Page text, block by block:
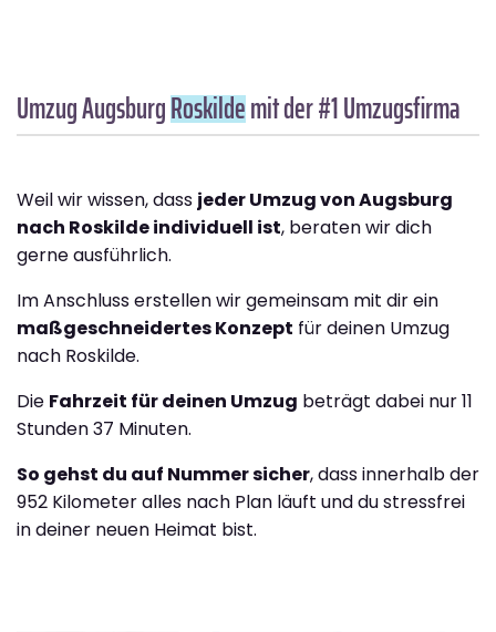
Umzug AugsburgRoskildemit der #1 Umzugsfirma
Weil wir wissen, dass jeder Umzug von Augsburg
nach Roskilde individuell ist, beraten wir dich
gerne ausführlich.
Im Anschluss erstellen wir gemeinsam mit dir ein
maßgeschneidertes Konzept für deinen Umzug
nach Roskilde.
Die Fahrzeit für deinen Umzug beträgt dabei nur 11
Stunden 37 Minuten.
So gehst du auf Nummer sicher, dass innerhalb der
952 Kilometer alles nach Plan läuft und du stressfrei
in deiner neuen Heimat bist.